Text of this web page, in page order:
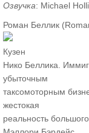
Озвучка: Michael
Роман Беллик
Кузен
Нико Беллика.
убыточным
таксомоторным
жестокая
реальность